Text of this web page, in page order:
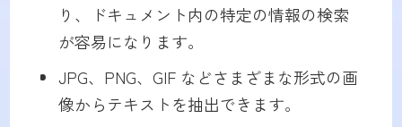
り、ドキュメント内の特定の情報の検索
が容易になります。
JPG、PNG、GIF などさまざまな形式の画
像からテキストを抽出できます。